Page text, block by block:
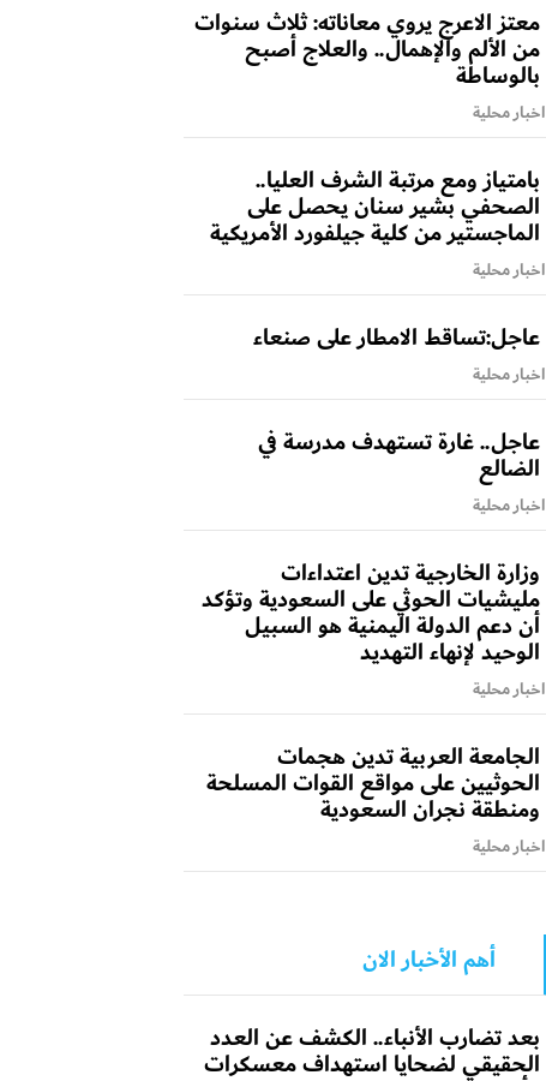
معتز الاعرج يروي معاناته: ثلاث سنوات
من الألم والإهمال.. والعلاج أصبح
بالوساطة
اخبار محلية
بامتياز ومع مرتبة الشرف العليا..
الصحفي بشير سنان يحصل على
الماجستير من كلية جيلفورد الأمريكية
اخبار محلية
عاجل:تساقط الامطار على صنعاء
اخبار محلية
عاجل.. غارة تستهدف مدرسة في
الضالع
اخبار محلية
وزارة الخارجية تدين اعتداءات
مليشيات الحوثي على السعودية وتؤكد
أن دعم الدولة اليمنية هو السبيل
الوحيد لإنهاء التهديد
اخبار محلية
الجامعة العربية تدين هجمات
الحوثيين على مواقع القوات المسلحة
ومنطقة نجران السعودية
اخبار محلية
أهم الأخبار الان
بعد تضارب الأنباء.. الكشف عن العدد
الحقيقي لضحايا استهداف معسكرات